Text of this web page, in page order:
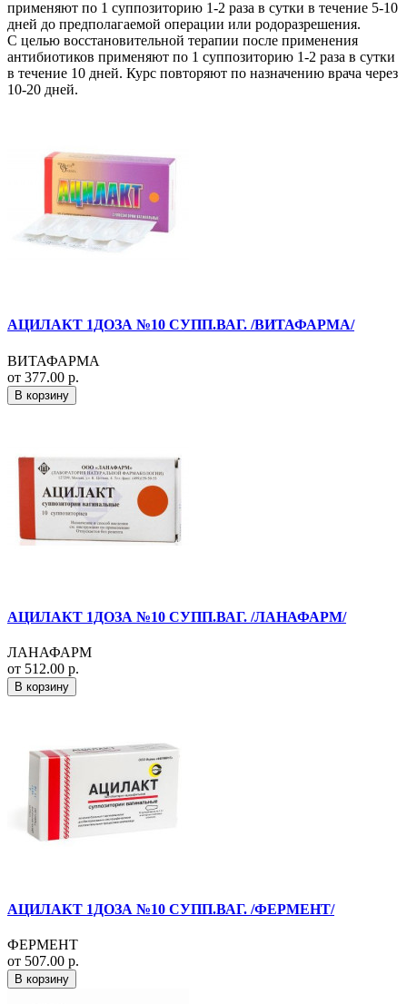
применяют по 1 суппозиторию 1-2 раза в сутки в течение 5-10
дней до предполагаемой операции или родоразрешения.
С целью восстановительной терапии после применения
антибиотиков применяют по 1 суппозиторию 1-2 раза в сутки
в течение 10 дней. Курс повторяют по назначению врача через
10-20 дней.
АЦИЛАКТ 1ДОЗА №10 СУПП.ВАГ. /ВИТАФАРМА/
ВИТАФАРМА
от 377.00 р.
В корзину
АЦИЛАКТ 1ДОЗА №10 СУПП.ВАГ. /ЛАНАФАРМ/
ЛАНАФАРМ
от 512.00 р.
В корзину
АЦИЛАКТ 1ДОЗА №10 СУПП.ВАГ. /ФЕРМЕНТ/
ФЕРМЕНТ
от 507.00 р.
В корзину